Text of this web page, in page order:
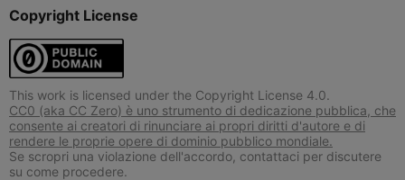
Copyright License
This work is licensed under the Copyright License 4.0.
CC0 (aka CC Zero) è uno strumento di dedicazione pubblica, che
consente ai creatori di rinunciare ai propri diritti d'autore e di
rendere le proprie opere di dominio pubblico mondiale.
Se scropri una violazione dell'accordo, contattaci per discutere
su come procedere.